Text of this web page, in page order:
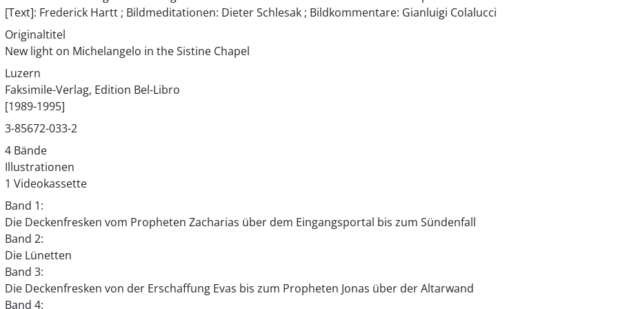
[Text]: Frederick Hartt ; Bildmeditationen: Dieter Schlesak ; Bildkommentare: Gianluigi Colalucci
Originaltitel
New light on Michelangelo in the Sistine Chapel
Luzern
Faksimile-Verlag, Edition Bel-Libro
[1989-1995]
3-85672-033-2
4 Bände
Illustrationen
1 Videokassette
Band 1:
Die Deckenfresken vom Propheten Zacharias über dem Eingangsportal bis zum Sündenfall
Band 2:
Die Lünetten
Band 3:
Die Deckenfresken von der Erschaffung Evas bis zum Propheten Jonas über der Altarwand
Band 4: